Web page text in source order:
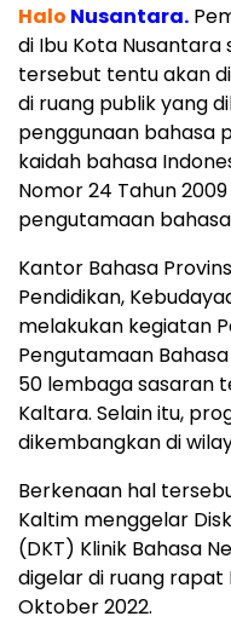
Halo Nusantara.
di Ibu Kota Nusantara
tersebut tentu akan
di ruang publik yang
penggunaan bahasa
kaidah bahasa
Nomor 24 Tahun
pengutamaan
Kantor Bahasa
Pendidikan,
melakukan kegiatan
Pengutamaan
50 lembaga sasaran
Kaltara. Selain itu,
dikembangkan di
Berkenaan hal
Kaltim menggelar
(DKT) Klinik Bahasa
digelar di ruang rapat
Oktober 2022.